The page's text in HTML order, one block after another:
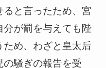
と言ったため、宮
分が罰を与えても陛
ため、わざと皇太后
の騒ぎの報告を受